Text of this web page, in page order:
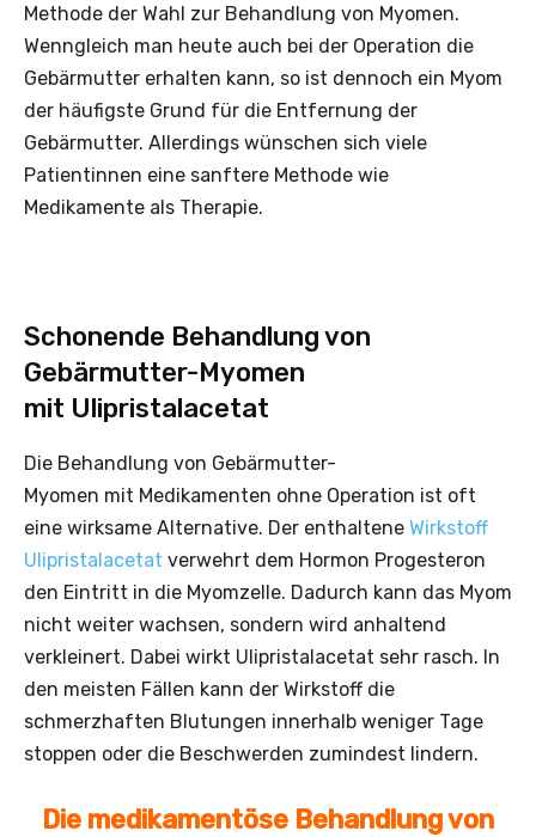
Methode der Wahl zur Behandlung von Myomen.
Wenngleich man heute auch bei der Operation die
Gebärmutter erhalten kann, so ist dennoch ein Myom
der häufigste Grund für die Entfernung der
Gebärmutter. Allerdings wünschen sich viele
Patientinnen eine sanftere Methode wie
Medikamente als Therapie.
Schonende Behandlung von
Gebärmutter-Myomen
mit Ulipristalacetat
Die Behandlung von Gebärmutter-
Myomen mit Medikamenten ohne Operation ist oft
eine wirksame Alternative. Der enthaltene Wirkstoff
Ulipristalacetat verwehrt dem Hormon Progesteron
den Eintritt in die Myomzelle. Dadurch kann das Myom
nicht weiter wachsen, sondern wird anhaltend
verkleinert. Dabei wirkt Ulipristalacetat sehr rasch. In
den meisten Fällen kann der Wirkstoff die
schmerzhaften Blutungen innerhalb weniger Tage
stoppen oder die Beschwerden zumindest lindern.
Die medikamentöse Behandlung von